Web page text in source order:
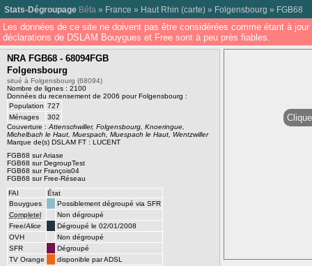
Stats-Dégroupage Bêta » France » Haut Rhin (carte) » Folgensbourg » FGB68
Les données de ce site ne doivent pas être considérées comme étant à
déclarations de DSLAM Bouygues et Free sont à peu près fiables.
NRA FGB68 - 68094FGB
Folgensbourg
situé à Folgensbourg (68094)
Nombre de lignes : 2100
Données du recensement de 2006 pour Folgensbourg :
Population 727
Ménages
302
Couverture : Attenschwiller, Folgensbourg, Knoeringue,
Michelbach le Haut, Muespach, Muespach le Haut, Wentzwiller
Marque de(s) DSLAM FT : LUCENT
FGB68 sur Ariase
FGB68 sur DegroupTest
FGB68 sur François04
FGB68 sur Free-Réseau
FAI
État
Bouygues
Possiblement dégroupé via SFR
Completel
Non dégroupé
Free/Alice
Dégroupé le 02/01/2008
OVH
Non dégroupé
SFR
Dégroupé
TV Orange
disponible par ADSL